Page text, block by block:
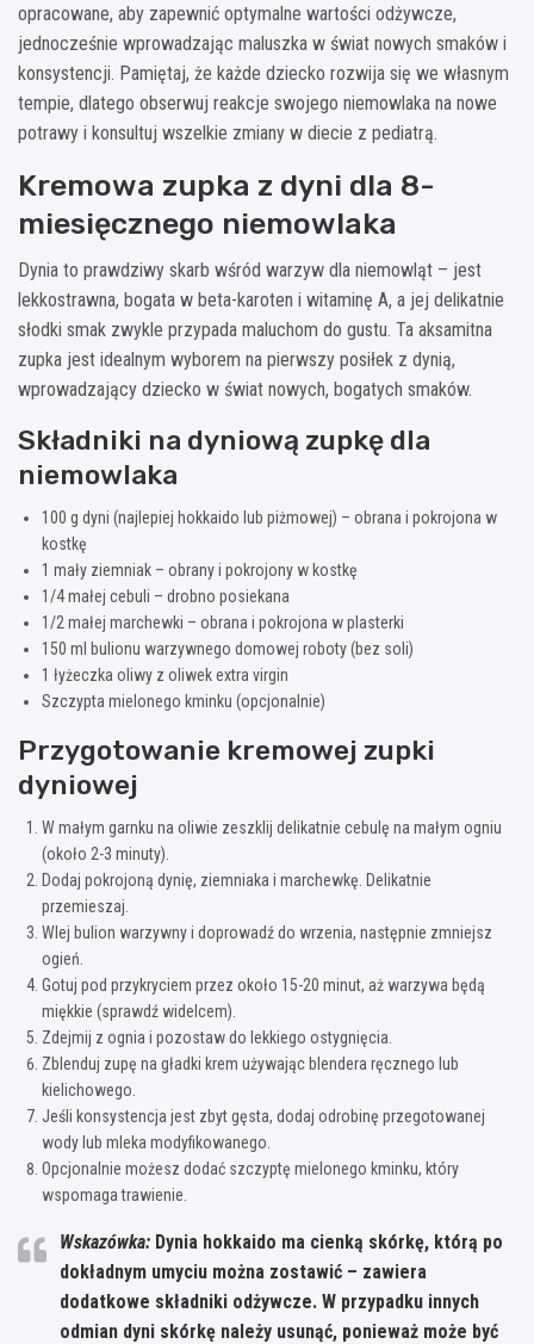
opracowane, aby zapewnić optymalne wartości odżywcze,
jednocześnie wprowadzając maluszka w świat nowych smaków i
konsystencji. Pamiętaj, że każde dziecko rozwija się we własnym
tempie, dlatego obserwuj reakcje swojego niemowlaka na nowe
potrawy i konsultuj wszelkie zmiany w diecie z pediatrą.
Kremowa zupka z dyni dla 8-
miesięcznego niemowlaka
Dynia to prawdziwy skarb wśród warzyw dla niemowląt – jest
lekkostrawna, bogata w beta-karoten i witaminę A, a jej delikatnie
słodki smak zwykle przypada maluchom do gustu. Ta aksamitna
zupka jest idealnym wyborem na pierwszy posiłek z dynią,
wprowadzający dziecko w świat nowych, bogatych smaków.
Składniki na dyniową zupkę dla
niemowlaka
100 g dyni (najlepiej hokkaido lub piżmowej) – obrana i pokrojona w
kostkę
1 mały ziemniak – obrany i pokrojony w kostkę
1/4 małej cebuli – drobno posiekana
1/2 małej marchewki – obrana i pokrojona w plasterki
150 ml bulionu warzywnego domowej roboty (bez soli)
1 łyżeczka oliwy z oliwek extra virgin
Szczypta mielonego kminku (opcjonalnie)
Przygotowanie kremowej zupki
dyniowej
W małym garnku na oliwie zeszklij delikatnie cebulę na małym ogniu
(około 2-3 minuty).
Dodaj pokrojoną dynię, ziemniaka i marchewkę. Delikatnie
przemieszaj.
Wlej bulion warzywny i doprowadź do wrzenia, następnie zmniejsz
ogień.
Gotuj pod przykryciem przez około 15-20 minut, aż warzywa będą
miękkie (sprawdź widelcem).
Zdejmij z ognia i pozostaw do lekkiego ostygnięcia.
Zblenduj zupę na gładki krem używając blendera ręcznego lub
kielichowego.
Jeśli konsystencja jest zbyt gęsta, dodaj odrobinę przegotowanej
wody lub mleka modyfikowanego.
Opcjonalnie możesz dodać szczyptę mielonego kminku, który
wspomaga trawienie.
Wskazówka: Dynia hokkaido ma cienką skórkę, którą po
dokładnym umyciu można zostawić – zawiera
dodatkowe składniki odżywcze. W przypadku innych
odmian dyni skórkę należy usunąć, ponieważ może być